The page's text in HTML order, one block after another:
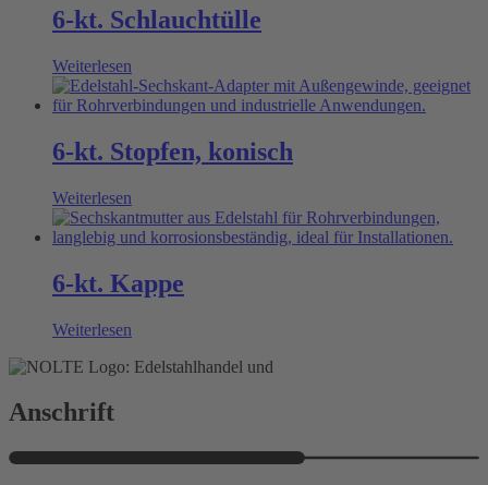
6-kt. Schlauchtülle
Weiterlesen
6-kt. Stopfen, konisch
Weiterlesen
6-kt. Kappe
Weiterlesen
Anschrift